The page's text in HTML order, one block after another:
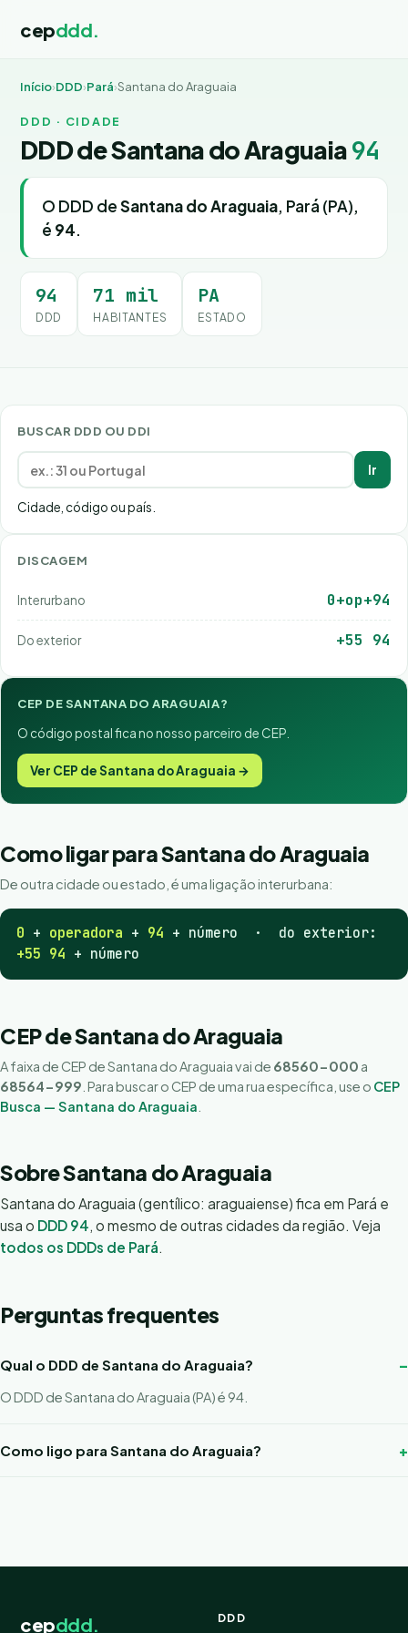
cepddd.
Início›DDD›Pará›Santana do Araguaia
DDD · CIDADE
DDD de Santana do Araguaia94
O DDD deSantana do Araguaia, Pará (PA),
é 94.
94
DDD
71 mil
HABITANTES
PA
ESTADO
BUSCAR DDD OU DDI
Ir
Cidade, código ou país.
DISCAGEM
Interurbano 0+op+94
Do exterior +55 94
CEP DE SANTANA DO ARAGUAIA?
O código postal fica no nosso parceiro de CEP.
Ver CEP de Santana do Araguaia →
Como ligar para Santana do Araguaia
De outra cidade ou estado, é uma ligação interurbana:
0 + operadora + 94 + número · do exterior:
+55 94 + número
CEP de Santana do Araguaia
A faixa de CEP de Santana do Araguaia vai de 68560-000 a
68564-999 . Para buscar o CEP de uma rua específica, use o CEP
Busca — Santana do Araguaia
Sobre Santana do Araguaia
Santana do Araguaia (gentílico: araguaiense) fica em Pará e
usa o DDD 94, o mesmo de outras cidades da região. Veja
todos os DDDs de Pará.
Perguntas frequentes
Qual o DDD de Santana do Araguaia?
O DDD de Santana do Araguaia (PA) é 94.
Como ligo para Santana do Araguaia?
cepddd. DDD